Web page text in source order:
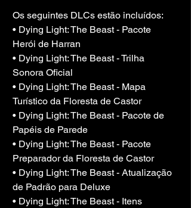
Os seguintes DLCs estão incluídos:
• Dying Light: The Beast - Pacote
Herói de Harran
• Dying Light: The Beast - Trilha
Sonora Oficial
• Dying Light: The Beast - Mapa
Turístico da Floresta de Castor
• Dying Light: The Beast - Pacote de
Papéis de Parede
• Dying Light: The Beast - Pacote
Preparador da Floresta de Castor
• Dying Light: The Beast - Atualização
de Padrão para Deluxe
• Dying Light: The Beast - Itens